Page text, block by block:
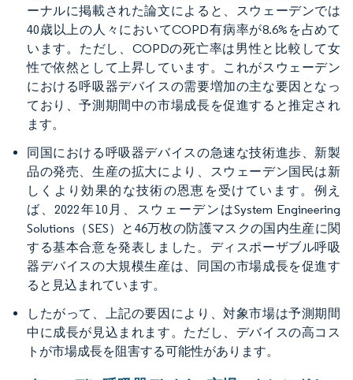
ーナルに掲載された論文によると、スウェーデンでは
40歳以上の人々においてCOPD有病率が8.6%を占めて
います。ただし、COPDの死亡率は男性と比較して女
性で依然として上昇しています。これがスウェーデン
における呼吸器デバイスの需要増加の主な要因となっ
ており、予測期間中の市場成長を促進すると推定され
ます。
同国における呼吸器デバイスの急速な技術進歩、新製
品の発売、生産の拡大により、スウェーデン国民は新
しくより効果的な技術の恩恵を受けています。例え
ば、2022年10月、スウェーデンはSystem Engineering
Solutions（SES）と46万枚の防護マスクの国内生産に関
する基本合意を発表しました。ディスポーザブル呼吸
器デバイスの大規模生産は、同国の市場成長を促進す
ると見込まれています。
したがって、上記の要因により、対象市場は予測期間
中に成長が見込まれます。ただし、デバイスの高コス
トが市場成長を阻害する可能性があります。